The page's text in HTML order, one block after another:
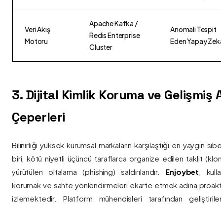
Veri Akış
Motoru
Apache Kafka /
Redis Enterprise
Cluster
Anomali Tespit
Eden Yapay
3. Dijital Kimlik Koruma ve Gelişmiş
Çeperleri
Bilinirliği yüksek kurumsal markaların karşılaştığı en yaygın
biri, kötü niyetli üçüncü taraflarca organize edilen taklit
yürütülen oltalama (phishing) saldırılarıdır. Enjoybet ,
korumak ve sahte yönlendirmeleri ekarte etmek adına
izlemektedir. Platform mühendisleri tarafından